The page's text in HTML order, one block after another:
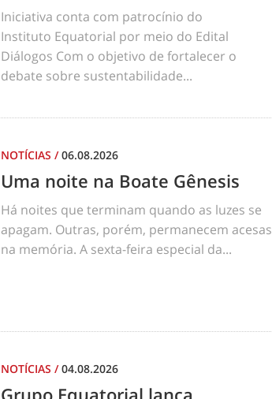
Iniciativa conta com patrocínio do
Instituto Equatorial por meio do Edital
Diálogos Com o objetivo de fortalecer o
debate sobre sustentabilidade...
NOTÍCIAS /06.08.2026
Uma noite na Boate Gênesis
Há noites que terminam quando as luzes se
apagam. Outras, porém, permanecem acesas
na memória. A sexta-feira especial da...
NOTÍCIAS /04.08.2026
Grupo Equatorial lança